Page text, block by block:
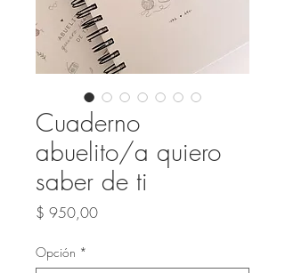
Cuaderno
abuelito/a quiero
saber de ti
$ 950,00Precio
Opción *